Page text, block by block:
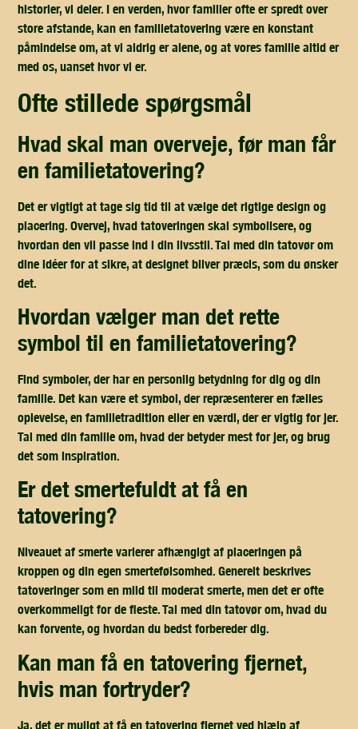
historier, vi deler. I en verden, hvor familier ofte er spredt over
store afstande, kan en familietatovering være en konstant
påmindelse om, at vi aldrig er alene, og at vores familie altid er
med os, uanset hvor vi er.
ofte stillede spørgsmål
hvad skal man overveje, før man får
en familietatovering?
Det er vigtigt at tage sig tid til at vælge det rigtige design og
placering. Overvej, hvad tatoveringen skal symbolisere, og
hvordan den vil passe ind i din livsstil. Tal med din tatovør om
dine idéer for at sikre, at designet bliver præcis, som du ønsker
det.
hvordan vælger man det rette
symbol til en familietatovering?
Find symboler, der har en personlig betydning for dig og din
familie. Det kan være et symbol, der repræsenterer en fælles
oplevelse, en familietradition eller en værdi, der er vigtig for jer.
Tal med din familie om, hvad der betyder mest for jer, og brug
det som inspiration.
er det smertefuldt at få en
tatovering?
Niveauet af smerte varierer afhængigt af placeringen på
kroppen og din egen smertefølsomhed. Generelt beskrives
tatoveringer som en mild til moderat smerte, men det er ofte
overkommeligt for de fleste. Tal med din tatovør om, hvad du
kan forvente, og hvordan du bedst forbereder dig.
kan man få en tatovering fjernet,
hvis man fortryder?
Ja, det er muligt at få en tatovering fjernet ved hjælp af